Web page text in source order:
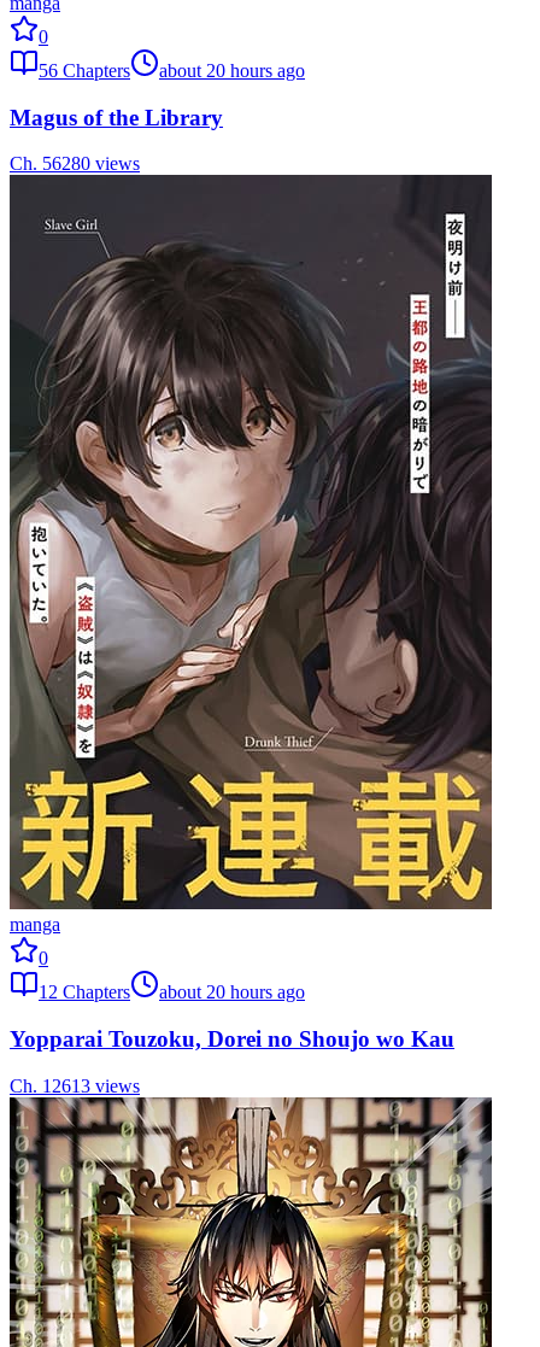
0
56 Chapters about 20 hours ago
Magus of the Library
Ch. 56280 views
manga
0
12 Chapters about 20 hours ago
Yopparai Touzoku, Dorei no Shoujo wo Kau
Ch. 12613 views